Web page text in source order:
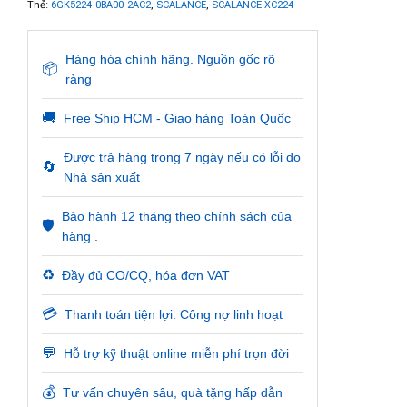
Thẻ: 6GK5224-0BA00-2AC2, SCALANCE, SCALANCE XC224
📦
Hàng hóa chính hãng. Nguồn gốc rõ
ràng
🚚 Free Ship HCM - Giao hàng Toàn Quốc
🔄
Được trả hàng trong 7 ngày nếu có lỗi do
Nhà sản xuất
🛡️
Bảo hành 12 tháng theo chính sách của
hàng .
♻️ Đầy đủ CO/CQ, hóa đơn VAT
💳 Thanh toán tiện lợi. Công nợ linh hoạt
💬 Hỗ trợ kỹ thuật online miễn phí trọn đời
💰 Tư vấn chuyên sâu, quà tặng hấp dẫn